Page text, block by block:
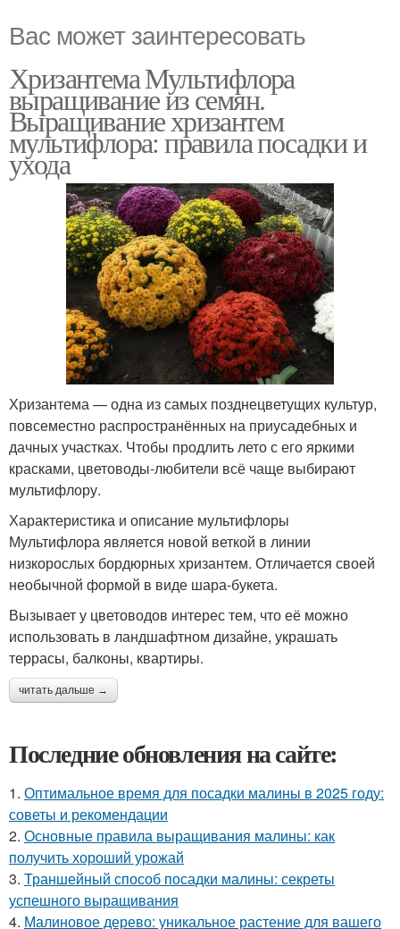
Вас может заинтересовать
Хризантема Мультифлора
выращивание из семян.
Выращивание хризантем
мультифлора: правила посадки и
ухода
Хризантема — одна из самых позднецветущих культур,
повсеместно распространённых на приусадебных и
дачных участках. Чтобы продлить лето с его яркими
красками, цветоводы-любители всё чаще выбирают
мультифлору.
Характеристика и описание мультифлоры
Мультифлора является новой веткой в линии
низкорослых бордюрных хризантем. Отличается своей
необычной формой в виде шара-букета.
Вызывает у цветоводов интерес тем, что её можно
использовать в ландшафтном дизайне, украшать
террасы, балконы, квартиры.
читать дальше →
Последние обновления на сайте:
1. Оптимальное время для посадки малины в 2025 году:
советы и рекомендации
2. Основные правила выращивания малины: как
получить хороший урожай
3. Траншейный способ посадки малины: секреты
успешного выращивания
4. Малиновое дерево: уникальное растение для вашего